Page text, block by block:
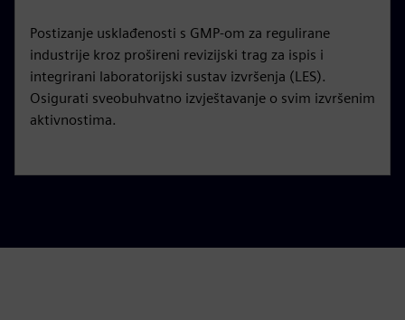
Postizanje usklađenosti s GMP-om za regulirane
industrije kroz prošireni revizijski trag za ispis i
integrirani laboratorijski sustav izvršenja (LES).
Osigurati sveobuhvatno izvještavanje o svim izvršenim
aktivnostima.